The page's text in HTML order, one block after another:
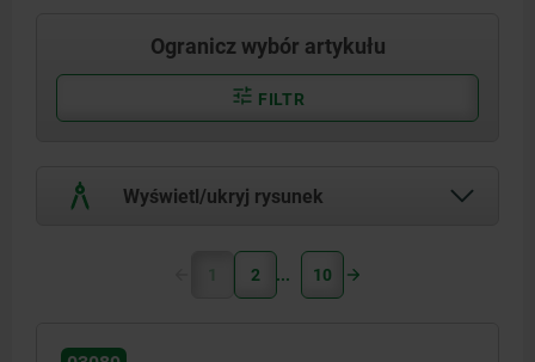
Uchwyt grzybkowy
Część chwytowa w kolorze
ciemnoszarym RAL7021 lub
czerwonym RAL3020.
Ogranicz wybór artykułu
FILTR
Wyświetl/ukryj rysunek
1 2 10